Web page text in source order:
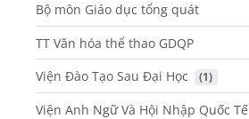
Bộ môn Giáo dục tổng quát
TT Văn hóa thể thao GDQP
Viện Đào Tạo Sau Đại Học
(1)
Viện Anh Ngữ Và Hội Nhập Quốc Tế